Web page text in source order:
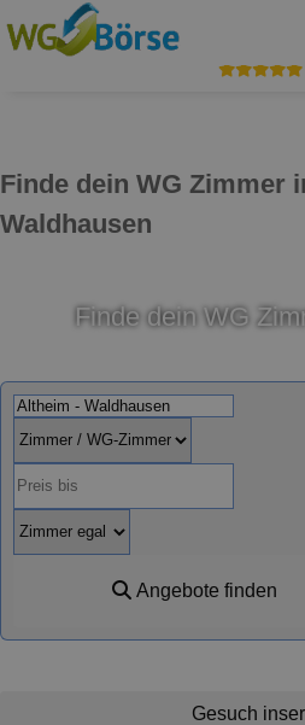
Finde dein WG Zimmer
Waldhausen
Finde dein WG
Angebote finden
Gesuch